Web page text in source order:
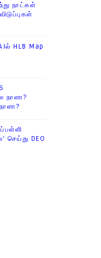
நாட்கள்
HLB Map
நாளா?
செய்து DEO